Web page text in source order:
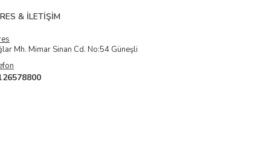
& İLETIŞIM
Mh. Mimar Sinan Cd. No:54 Güneşli